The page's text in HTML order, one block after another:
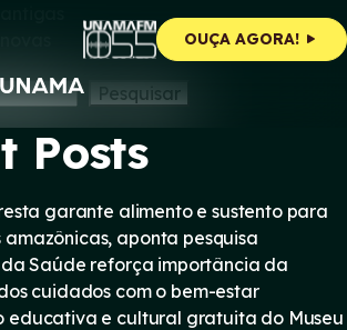
OUÇA AGORA!
Pesquisar
Posts
garante alimento e sustento para
aponta pesquisa
Saúde reforça importância da
cuidados com o bem-estar
educativa e cultural gratuita do Museu